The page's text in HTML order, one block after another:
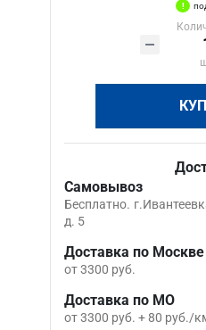
Самовывоз
Бесплатно.
д. 5
Доставка по Москве
от 3300 руб.
Доставка по МО
от 3300 руб. + 80 руб./